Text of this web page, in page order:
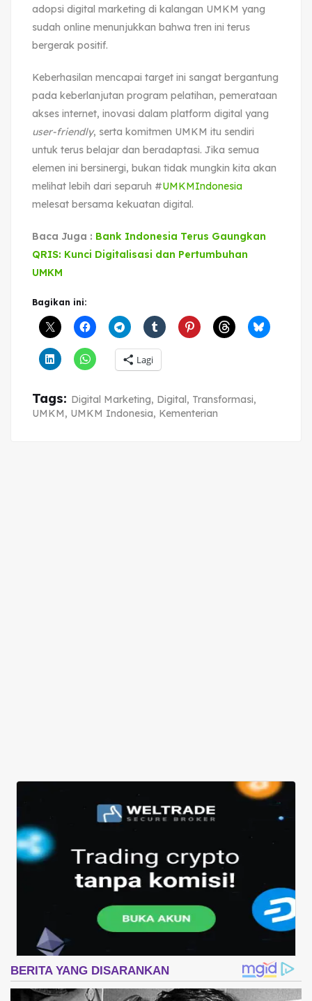
adopsi digital marketing di kalangan UMKM yang
sudah online menunjukkan bahwa tren ini terus
bergerak positif.
Keberhasilan mencapai target ini sangat bergantung
pada keberlanjutan program pelatihan, pemerataan
akses internet, inovasi dalam platform digital yang
user-friendly, serta komitmen UMKM itu sendiri
untuk terus belajar dan beradaptasi. Jika semua
elemen ini bersinergi, bukan tidak mungkin kita akan
melihat lebih dari separuh #UMKMIndonesia
melesat bersama kekuatan digital.
Baca Juga : Bank Indonesia Terus Gaungkan
QRIS: Kunci Digitalisasi dan Pertumbuhan
UMKM
Bagikan ini:
Lagi
Tags: Digital Marketing, Digital, Transformasi,
UMKM, UMKM Indonesia, Kementerian